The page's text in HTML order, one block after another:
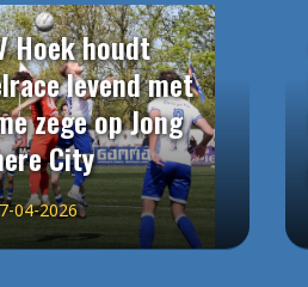
Hoek houdt
levend met
zege op Jong
City
04-2026